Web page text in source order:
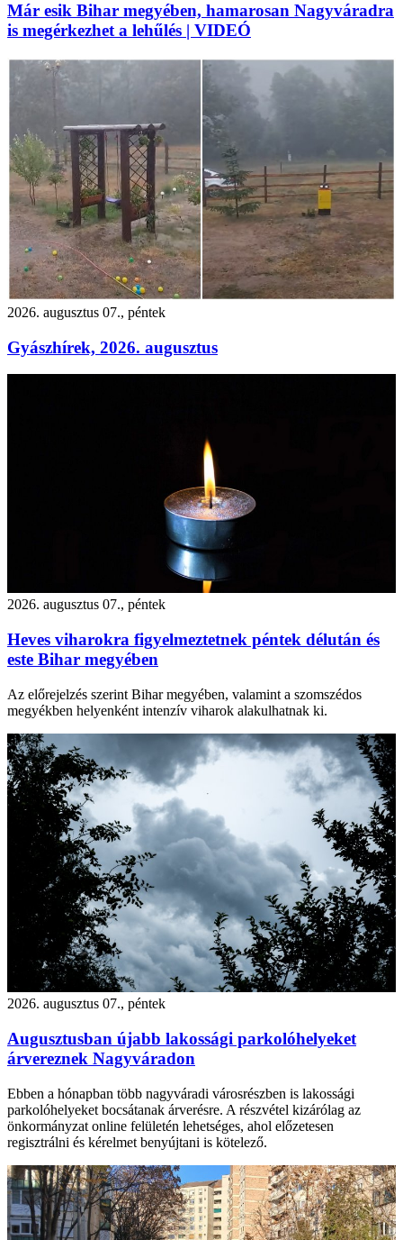
Már esik Bihar megyében, hamarosan Nagyváradra
is megérkezhet a lehűlés | VIDEÓ
2026. augusztus 07., péntek
Gyászhírek, 2026. augusztus
2026. augusztus 07., péntek
Heves viharokra figyelmeztetnek péntek délután és
este Bihar megyében
Az előrejelzés szerint Bihar megyében, valamint a szomszédos
megyékben helyenként intenzív viharok alakulhatnak ki.
2026. augusztus 07., péntek
Augusztusban újabb lakossági parkolóhelyeket
árvereznek Nagyváradon
Ebben a hónapban több nagyváradi városrészben is lakossági
parkolóhelyeket bocsátanak árverésre. A részvétel kizárólag az
önkormányzat online felületén lehetséges, ahol előzetesen
regisztrálni és kérelmet benyújtani is kötelező.